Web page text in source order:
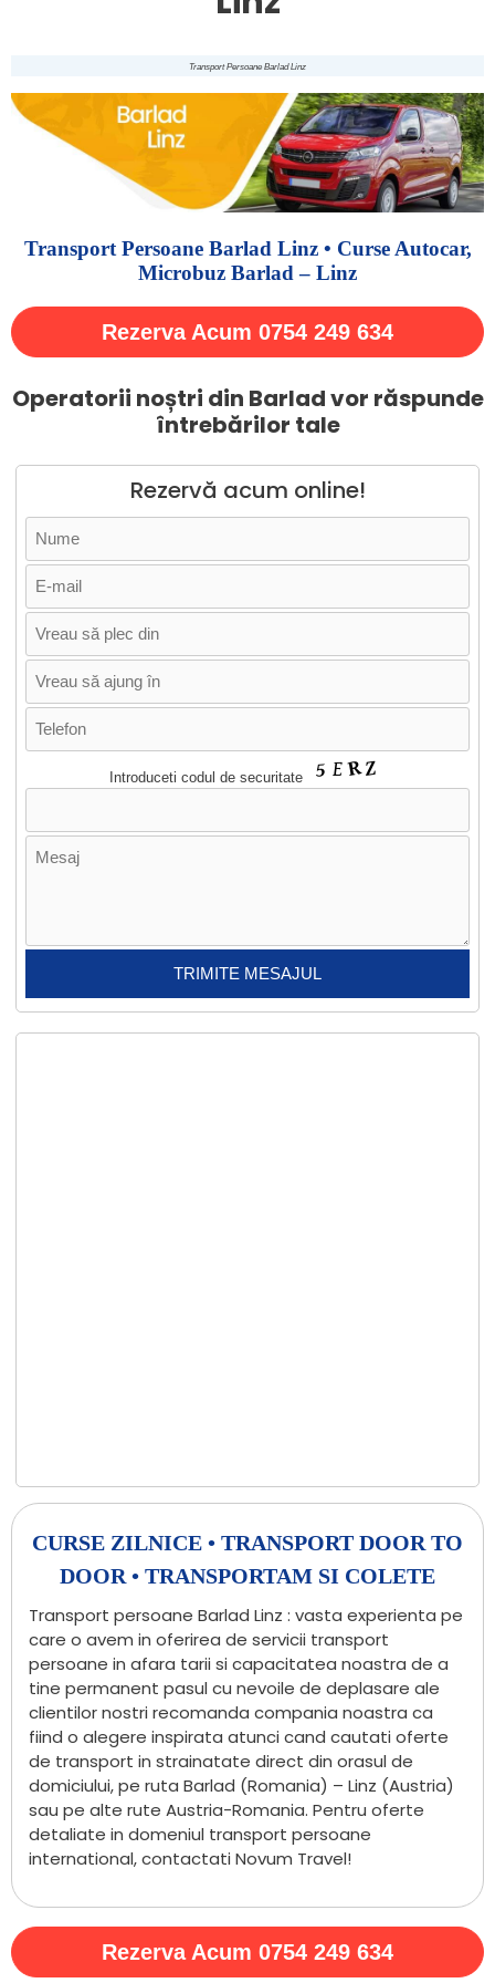
Transport Persoane Barlad Linz
Transport Persoane Barlad Linz • Curse Autocar,
Microbuz Barlad – Linz
Rezerva Acum 0754 249 634
Operatorii noștri din Barlad vor răspunde
întrebărilor tale
Rezervă acum online!
Introduceti codul de securitate
CURSE ZILNICE • TRANSPORT DOOR TO
DOOR • TRANSPORTAM SI COLETE
Transport persoane Barlad Linz : vasta experienta pe
care o avem in oferirea de servicii transport
persoane in afara tarii si capacitatea noastra de a
tine permanent pasul cu nevoile de deplasare ale
clientilor nostri recomanda compania noastra ca
fiind o alegere inspirata atunci cand cautati oferte
de transport in strainatate direct din orasul de
domiciului, pe ruta Barlad (Romania) – Linz (Austria)
sau pe alte rute Austria-Romania. Pentru oferte
detaliate in domeniul transport persoane
international, contactati Novum Travel!
Rezerva Acum 0754 249 634